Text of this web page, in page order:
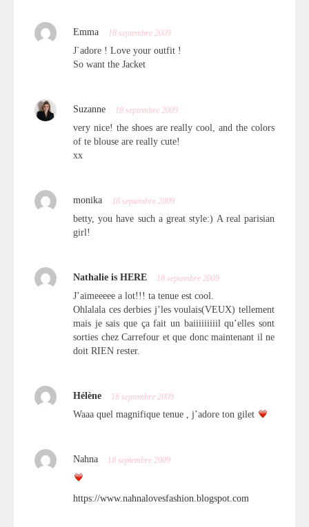
Emma 18 septembre 2009
J`adore ! Love your outfit !
So want the Jacket
Suzanne 18 septembre 2009
very nice! the shoes are really cool, and the colors
of te blouse are really cute!
xx
monika 18 septembre 2009
betty, you have such a great style:) A real parisian
girl!
Nathalie is HERE 18 septembre 2009
J’aimeeeee a lot!!! ta tenue est cool.
Ohlalala ces derbies j’les voulais(VEUX) tellement
mais je sais que ça fait un baiiiiiiiiil qu’elles sont
sorties chez Carrefour et que donc maintenant il ne
doit RIEN rester.
Hélène 18 septembre 2009
Waaa quel magnifique tenue , j’adore ton gilet
Nahna 18 septembre 2009
https://www.nahnalovesfashion.blogspot.com